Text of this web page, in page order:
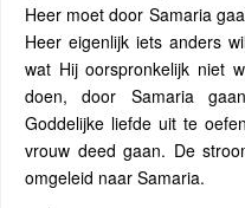
Heer moet door Samaria
Heer eigenlijk iets anders
wat Hij oorspronkelijk niet
doen, door Samaria
Goddelijke liefde uit te
vrouw deed gaan. De
omgeleid naar Samaria.